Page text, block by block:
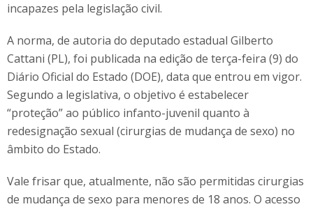
incapazes pela legislação civil.
A norma, de autoria do deputado estadual Gilberto
Cattani (PL), foi publicada na edição de terça-feira (9) do
Diário Oficial do Estado (DOE), data que entrou em vigor.
Segundo a legislativa, o objetivo é estabelecer
“proteção” ao público infanto-juvenil quanto à
redesignação sexual (cirurgias de mudança de sexo) no
âmbito do Estado.
Vale frisar que, atualmente, não são permitidas cirurgias
de mudança de sexo para menores de 18 anos. O acesso